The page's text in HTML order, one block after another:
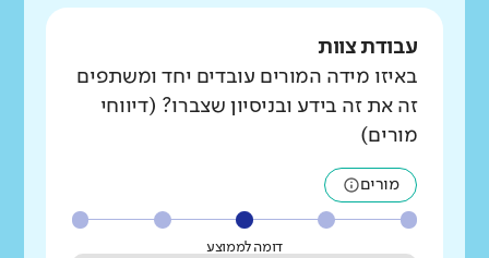
עבודת צוות
באיזו מידה המורים עובדים יחד ומשתפים
זה את זה בידע ובניסיון שצברו? (דיווחי
מורים)
מורים
דומה לממוצע